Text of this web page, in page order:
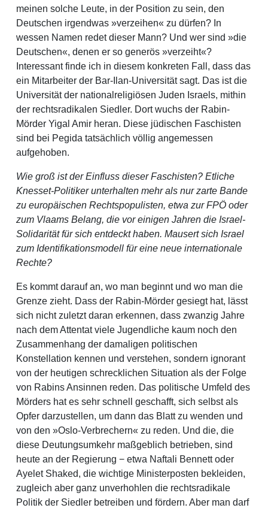
meinen solche Leute, in der Position zu sein, den
Deutschen irgendwas »verzeihen« zu dürfen? In
wessen Namen redet dieser Mann? Und wer sind »die
Deutschen«, denen er so generös »verzeiht«?
Interessant finde ich in diesem konkreten Fall, dass das
ein Mitarbeiter der Bar-Ilan-Universität sagt. Das ist die
Universität der nationalreligiösen Juden Israels, mithin
der rechtsradikalen Siedler. Dort wuchs der Rabin-
Mörder Yigal Amir heran. Diese jüdischen Faschisten
sind bei Pegida tatsächlich völlig angemessen
aufgehoben.
Wie groß ist der Einfluss dieser Faschisten? Etliche
Knesset-Politiker unterhalten mehr als nur zarte Bande
zu europäischen Rechtspopulisten, etwa zur FPÖ oder
zum Vlaams Belang, die vor einigen Jahren die Israel-
Solidarität für sich entdeckt haben. Mausert sich Israel
zum Identifikationsmodell für eine neue internationale
Rechte?
Es kommt darauf an, wo man beginnt und wo man die
Grenze zieht. Dass der Rabin-Mörder gesiegt hat, lässt
sich nicht zuletzt daran erkennen, dass zwanzig Jahre
nach dem Attentat viele Jugendliche kaum noch den
Zusammenhang der damaligen politischen
Konstellation kennen und verstehen, sondern ignorant
von der heutigen schrecklichen Situation als der Folge
von Rabins Ansinnen reden. Das politische Umfeld des
Mörders hat es sehr schnell geschafft, sich selbst als
Opfer darzustellen, um dann das Blatt zu wenden und
von den »Oslo-Verbrechern« zu reden. Und die, die
diese Deutungsumkehr maßgeblich betrieben, sind
heute an der Regierung − etwa Naftali Bennett oder
Ayelet Shaked, die wichtige Ministerposten bekleiden,
zugleich aber ganz unverhohlen die rechtsradikale
Politik der Siedler betreiben und fördern. Aber man darf